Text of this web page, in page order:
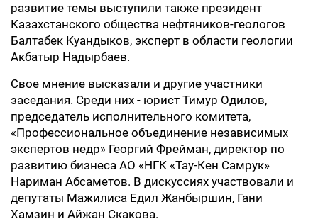
развитие темы выступили также президент
Казахстанского общества нефтяников-геологов
Балтабек Куандыков, эксперт в области геологии
Акбатыр Надырбаев.
Свое мнение высказали и другие участники
заседания. Среди них - юрист Тимур Одилов,
председатель исполнительного комитета,
«Профессиональное объединение независимых
экспертов недр» Георгий Фрейман, директор по
развитию бизнеса АО «НГК «Тау-Кен Самрук»
Нариман Абсаметов. В дискуссиях участвовали и
депутаты Мажилиса Едил Жанбыршин, Гани
Хамзин и Айжан Скакова.